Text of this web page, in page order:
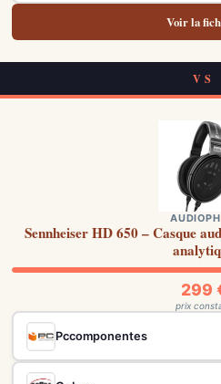
Voir la
VS
Sennheiser HD 650 – Casque
299
prix
Pccomponentes